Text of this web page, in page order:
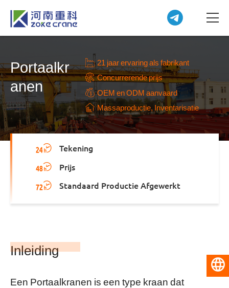
Portaalkr
anen
21 jaar ervaring als fabrikant
Concurrerende prijs
OEM en ODM aanvaard
Massaproductie, Inventarisatie
Tekening
Prijs
Standaard Productie Afgewerkt
Inleiding
Een Portaalkranen is een type kraan dat
Nederlands